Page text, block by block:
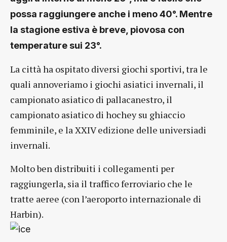
possa raggiungere anche i meno 40°. Mentre
la stagione estiva è breve, piovosa con
temperature sui 23°.
La città ha ospitato diversi giochi sportivi, tra le
quali annoveriamo i giochi asiatici invernali, il
campionato asiatico di pallacanestro, il
campionato asiatico di hochey su ghiaccio
femminile, e la XXIV edizione delle universiadi
invernali.
Molto ben distribuiti i collegamenti per
raggiungerla, sia il traffico ferroviario che le
tratte aeree (con l’aeroporto internazionale di
Harbin).